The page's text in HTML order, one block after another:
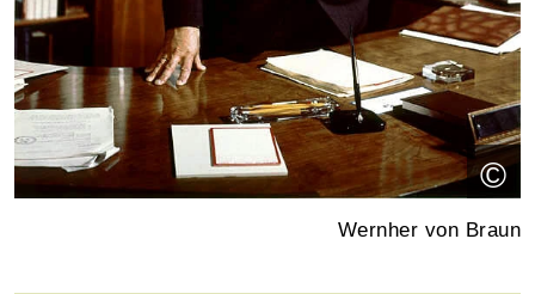
©
Wernher von Braun